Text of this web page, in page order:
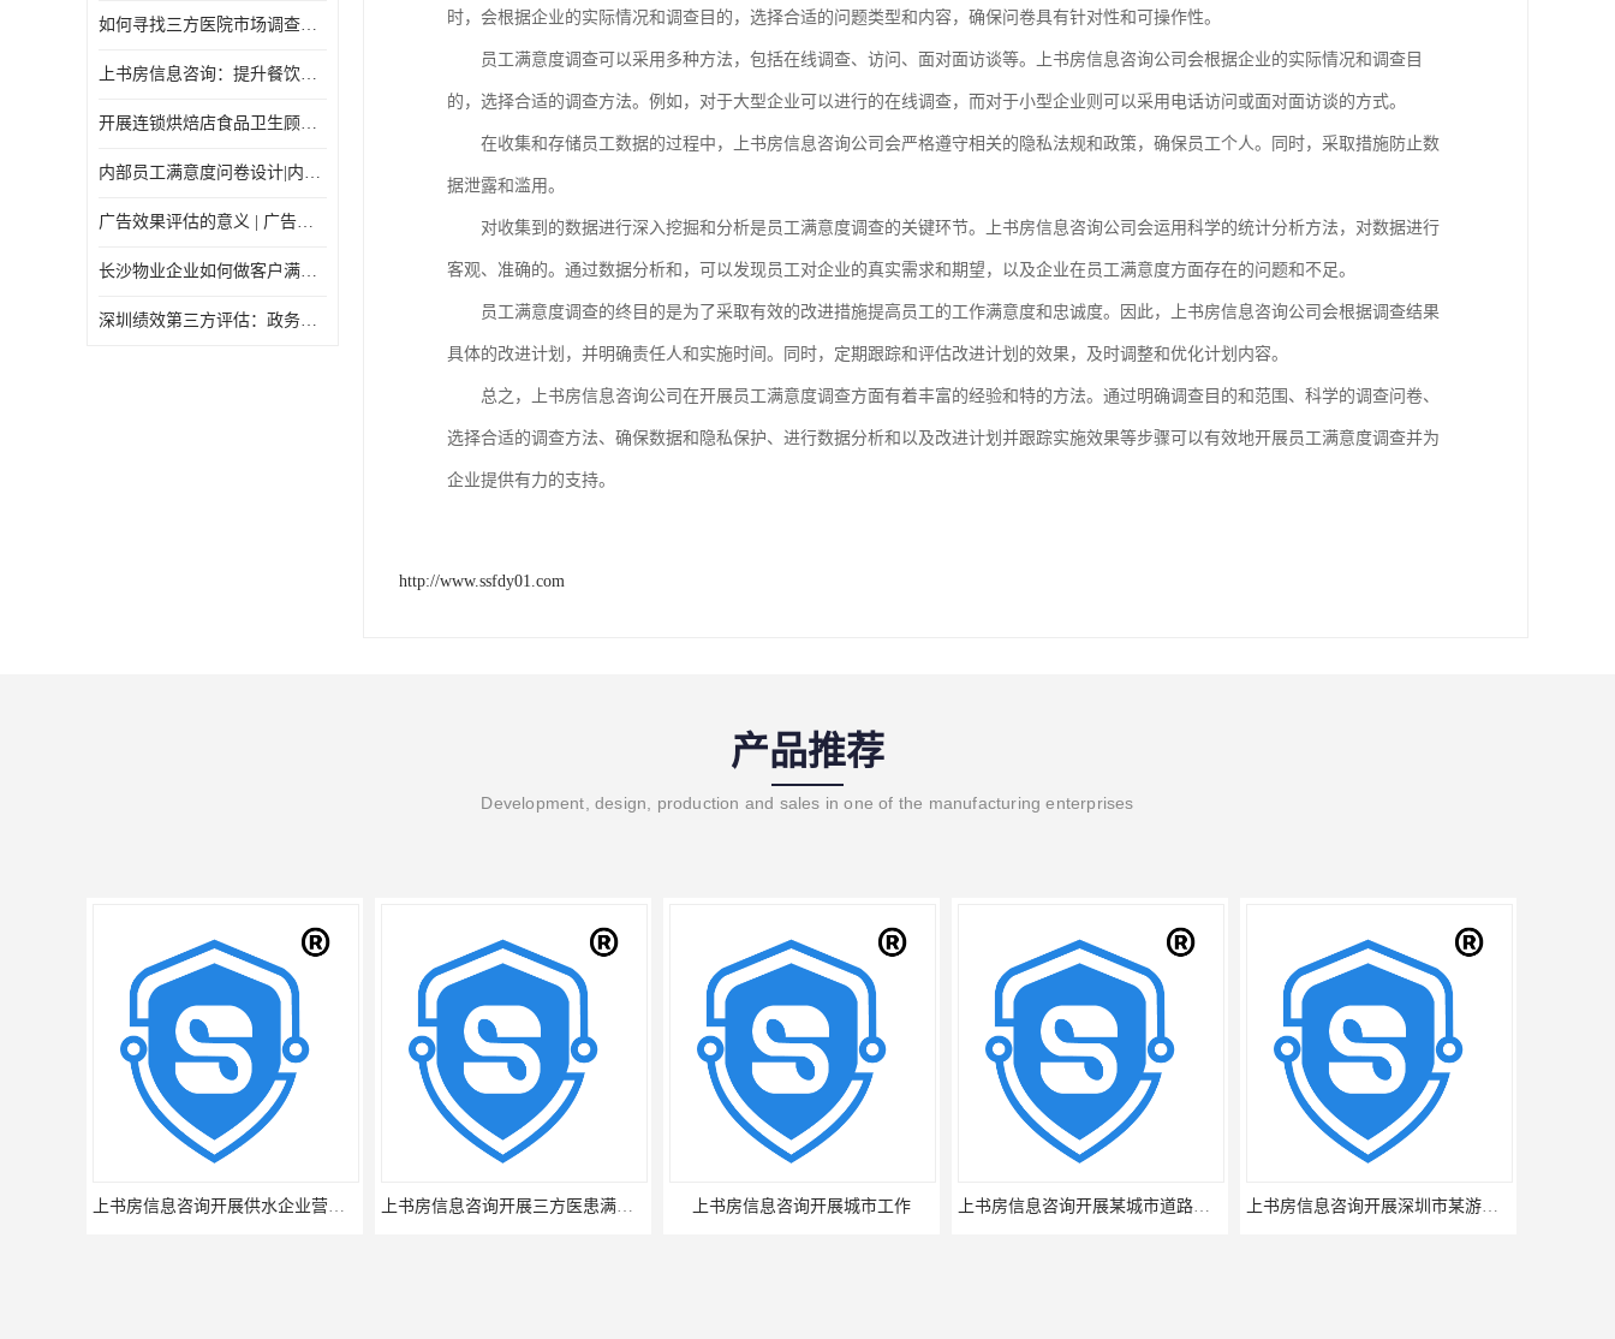
如何寻找三方医院市场调查机构
上书房信息咨询：提升餐饮质量的秘密
开展连锁烘焙店食品卫生顾客满意度调查
内部员工满意度问卷设计|内部员工满意度调查表
广告效果评估的意义 | 广告效果评估的重要性有哪些？
长沙物业企业如何做客户满意度调查
深圳绩效第三方评估：政务服务窗口满意度第三方调研评估
时，会根据企业的实际情况和调查目的，选择合适的问题类型和内容，确保问卷具有针对性和可操作性。
员工满意度调查可以采用多种方法，包括在线调查、访问、面对面访谈等。上书房信息咨询公司会根据企业的实际情况和调查目
的，选择合适的调查方法。例如，对于大型企业可以进行的在线调查，而对于小型企业则可以采用电话访问或面对面访谈的方式。
在收集和存储员工数据的过程中，上书房信息咨询公司会严格遵守相关的隐私法规和政策，确保员工个人。同时，采取措施防止数
据泄露和滥用。
对收集到的数据进行深入挖掘和分析是员工满意度调查的关键环节。上书房信息咨询公司会运用科学的统计分析方法，对数据进行
客观、准确的。通过数据分析和，可以发现员工对企业的真实需求和期望，以及企业在员工满意度方面存在的问题和不足。
员工满意度调查的终目的是为了采取有效的改进措施提高员工的工作满意度和忠诚度。因此，上书房信息咨询公司会根据调查结果
具体的改进计划，并明确责任人和实施时间。同时，定期跟踪和评估改进计划的效果，及时调整和优化计划内容。
总之，上书房信息咨询公司在开展员工满意度调查方面有着丰富的经验和特的方法。通过明确调查目的和范围、科学的调查问卷、
选择合适的调查方法、确保数据和隐私保护、进行数据分析和以及改进计划并跟踪实施效果等步骤可以有效地开展员工满意度调查并为
企业提供有力的支持。
http://www.ssfdy01.com
产品推荐
Development, design, production and sales in one of the manufacturing enterprises
上书房信息咨询开展三方医患满意度调查 上书房信息咨询开展城市工作 上书房信息咨询开展某城市道路公众满意度评价项目 上书房信息咨询开展深圳市某游乐场游客满意度调查 上书房信息咨询有限公司开展某商场服务深圳三方满意度测评